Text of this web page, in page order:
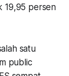
19,95 persen
satu
public